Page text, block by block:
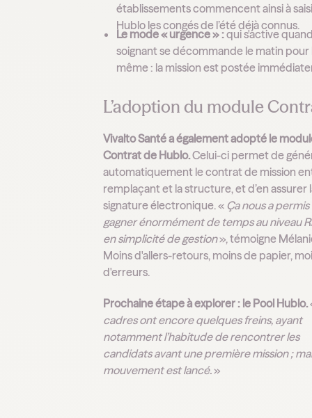
établissements commencent ainsi à
Hublo les congés de l’été déjà connus.
Le mode « urgence » :qui s'active
soignant se décommande le matin pour
même : la mission est postée
L’adoption du module
Vivalto Santé a également adopté le
Contrat de Hublo.Celui-ci permet de
automatiquement le contrat de mission
remplaçant et la structure, et d’en assurer
signature électronique. « Ça nous a
gagner énormément de temps au niveau
en simplicité de gestion», témoigne
Moins d'allers-retours, moins de papier,
d'erreurs.
Prochaine étape à explorer : le Pool Hublo.
cadres ont encore quelques freins, ayant
notamment l’habitude de rencontrer les
candidats avant une première mission ;
mouvement est lancé.»